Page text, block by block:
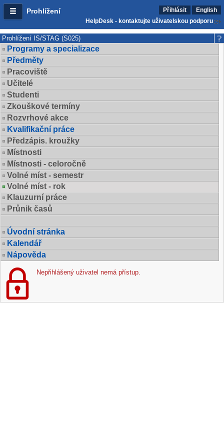
Prohlížení Přihlásit
English
HelpDesk - kontaktujte uživatelskou podporu
Prohlížení IS/STAG (S025)
Programy a specializace
Předměty
Pracoviště
Učitelé
Studenti
Zkouškové termíny
Rozvrhové akce
Kvalifikační práce
Předzápis. kroužky
Místnosti
Místnosti - celoročně
Volné míst - semestr
Volné míst - rok
Klauzurní práce
Průnik časů
Úvodní stránka
Kalendář
Nápověda
Nepřihlášený uživatel nemá přístup.